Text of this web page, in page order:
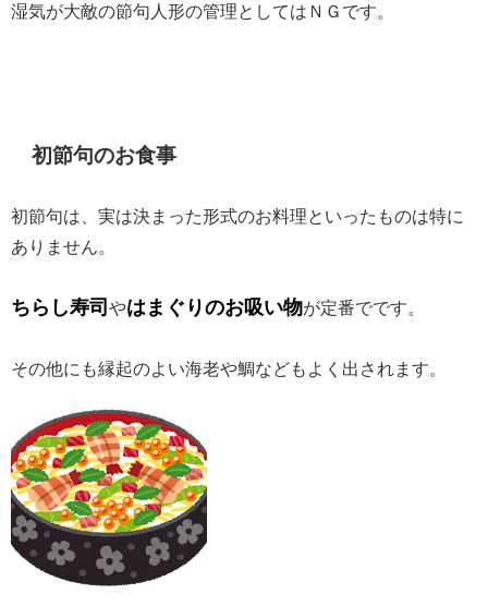
湿気が大敵の節句人形の管理としてはＮＧです。
初節句のお食事
初節句は、実は決まった形式のお料理といったものは特に
ありません。
ちらし寿司 やはまぐりのお吸い物が定番でです。
その他にも縁起のよい海老や鯛などもよく出されます。